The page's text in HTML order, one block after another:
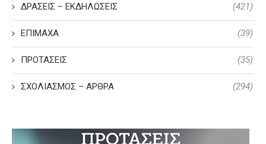
ΔΡΑΣΕΙΣ – ΕΚΔΗΛΩΣΕΙΣ (421)
ΕΠΙΜΑΧΑ (39)
ΠΡΟΤΑΣΕΙΣ (35)
ΣΧΟΛΙΑΣΜΟΣ – ΑΡΘΡΑ (294)